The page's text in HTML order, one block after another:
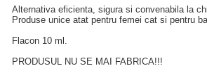
Alternativa eficienta, sigura si convenabila la
Produse unice atat pentru femei cat si pentru
Flacon 10 ml.
PRODUSUL NU SE MAI FABRICA!!!